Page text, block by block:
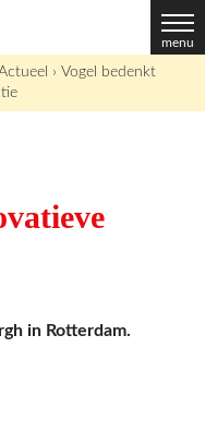
› Vogel bedenkt
in Rotterdam.